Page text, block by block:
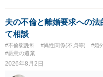
夫の不倫と離婚要求への
て相談
#不倫慰謝料 #異性関係(不貞等) #婚
#悪意の遺棄
2026年8月2日